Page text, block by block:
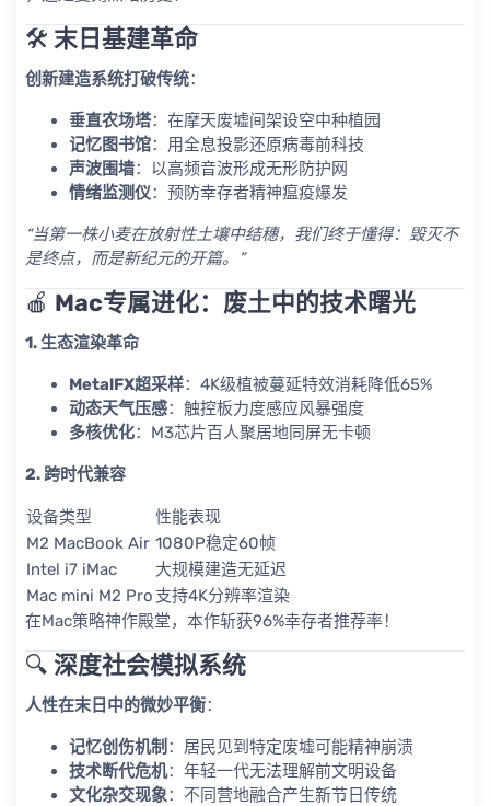
🛠️ ​ 末日基建革命
创新建造系统打破传统​：
垂直农场塔​：在摩天废墟间架设空中种植园
记忆图书馆​：用全息投影还原病毒前科技
声波围墙​：以高频音波形成无形防护网
情绪监测仪​：预防幸存者精神瘟疫爆发
“当第一株小麦在放射性土壤中结穗，我们终于懂得：毁灭不
是终点，而是新纪元的开篇。”
🍎 ​ Mac专属进化：废土中的技术曙光
1. 生态渲染革命
MetalFX超采样​：4K级植被蔓延特效消耗降低65%
动态天气压感​：触控板力度感应风暴强度
多核优化​：M3芯片百人聚居地同屏无卡顿
2. 跨时代兼容
设备类型
性能表现
M2 MacBook Air 1080P稳定60帧
Intel i7 iMac
大规模建造无延迟
Mac mini M2 Pro 支持4K分辨率渲染
在Mac策略神作殿堂，本作斩获96%幸存者推荐率！
🔍 ​ 深度社会模拟系统
人性在末日中的微妙平衡​：
记忆创伤机制 ​：居民见到特定废墟可能精神崩溃
技术断代危机​：年轻一代无法理解前文明设备
文化杂交现象​：不同营地融合产生新节日传统